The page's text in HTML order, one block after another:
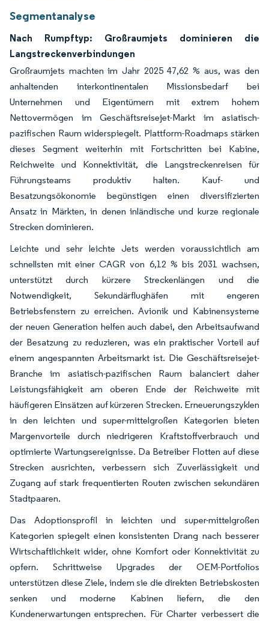
Segmentanalyse
Nach Rumpftyp: Großraumjets dominieren die
Langstreckenverbindungen
Großraumjets machten im Jahr 2025 47,62 % aus, was den
anhaltenden interkontinentalen Missionsbedarf bei
Unternehmen und Eigentümern mit extrem hohem
Nettovermögen im Geschäftsreisejet-Markt im asiatisch-
pazifischen Raum widerspiegelt. Plattform-Roadmaps stärken
dieses Segment weiterhin mit Fortschritten bei Kabine,
Reichweite und Konnektivität, die Langstreckenreisen für
Führungsteams produktiv halten. Kauf- und
Besatzungsökonomie begünstigen einen diversifizierten
Ansatz in Märkten, in denen inländische und kurze regionale
Strecken dominieren.
Leichte und sehr leichte Jets werden voraussichtlich am
schnellsten mit einer CAGR von 6,12 % bis 2031 wachsen,
unterstützt durch kürzere Streckenlängen und die
Notwendigkeit, Sekundärflughäfen mit engeren
Betriebsfenstern zu erreichen. Avionik und Kabinensysteme
der neuen Generation helfen auch dabei, den Arbeitsaufwand
der Besatzung zu reduzieren, was ein praktischer Vorteil auf
einem angespannten Arbeitsmarkt ist. Die Geschäftsreisejet-
Branche im asiatisch-pazifischen Raum balanciert daher
Leistungsfähigkeit am oberen Ende der Reichweite mit
häufigeren Einsätzen auf kürzeren Strecken. Erneuerungszyklen
in den leichten und super-mittelgroßen Kategorien bieten
Margenvorteile durch niedrigeren Kraftstoffverbrauch und
optimierte Wartungsereignisse. Da Betreiber Flotten auf diese
Strecken ausrichten, verbessern sich Zuverlässigkeit und
Zugang auf stark frequentierten Routen zwischen sekundären
Stadtpaaren.
Das Adoptionsprofil in leichten und super-mittelgroßen
Kategorien spiegelt einen konsistenten Drang nach besserer
Wirtschaftlichkeit wider, ohne Komfort oder Konnektivität zu
opfern. Schrittweise Upgrades der OEM-Portfolios
unterstützen diese Ziele, indem sie die direkten Betriebskosten
senken und moderne Kabinen liefern, die den
Kundenerwartungen entsprechen. Für Charter verbessert die